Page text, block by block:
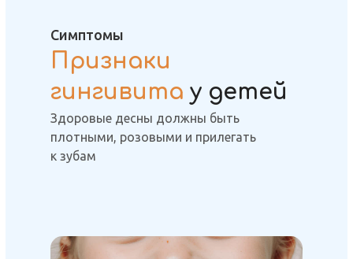
Симптомы
Признаки
гингивита у детей
Здоровые десны должны быть
плотными, розовыми и прилегать
к зубам